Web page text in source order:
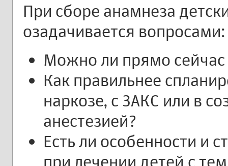
При сборе анамнеза
озадачивается вопросами:
Можно ли прямо сейчас
Как правильнее
наркозе, с ЗАКС или в
анестезией?
Есть ли особенности и
при лечении детей с